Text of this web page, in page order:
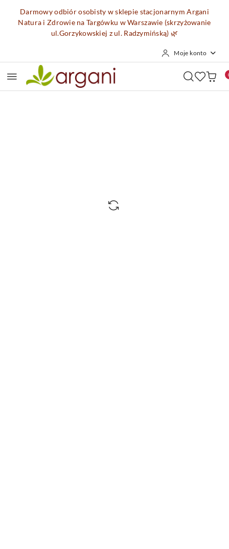
Przejdź do treści głównej
Przejdź do wyszukiwarki
Przejdź do moje konto
Przejdź do menu głównego
Przejdź do opisu produktu
Przejdź do stopki
Darmowy odbiór osobisty w sklepie stacjonarnym Argani
Natura i Zdrowie na Targówku w Warszawie (skrzyżowanie
ul.Gorzykowskiej z ul. Radzymińską) 🌿
Moje konto